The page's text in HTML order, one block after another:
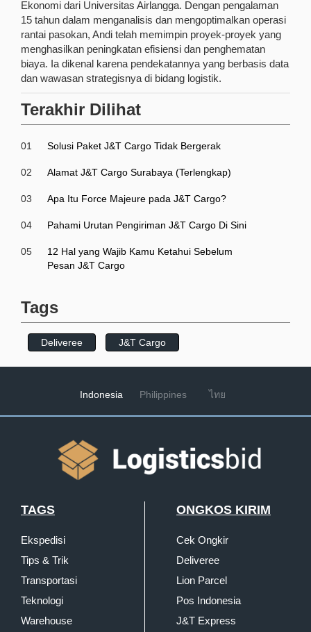
Ekonomi dari Universitas Airlangga. Dengan pengalaman
15 tahun dalam menganalisis dan mengoptimalkan operasi
rantai pasokan, Andi telah memimpin proyek-proyek yang
menghasilkan peningkatan efisiensi dan penghematan
biaya. Ia dikenal karena pendekatannya yang berbasis data
dan wawasan strategisnya di bidang logistik.
Terakhir Dilihat
01 Solusi Paket J&T Cargo Tidak Bergerak
02 Alamat J&T Cargo Surabaya (Terlengkap)
03 Apa Itu Force Majeure pada J&T Cargo?
04 Pahami Urutan Pengiriman J&T Cargo Di Sini
05
12 Hal yang Wajib Kamu Ketahui Sebelum
Pesan J&T Cargo
Tags
Deliveree J&T Cargo
Indonesia Philippines ไทย
TAGS
Ekspedisi
Tips & Trik
Transportasi
Teknologi
Warehouse
ONGKOS KIRIM
Cek Ongkir
Deliveree
Lion Parcel
Pos Indonesia
J&T Express